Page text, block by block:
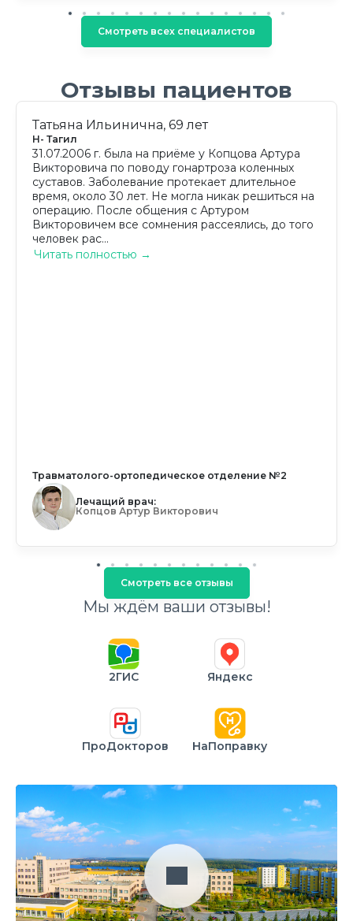
Смотреть всех специалистов
Отзывы пациентов
Татьяна Ильинична, 69 лет
Н- Тагил
31.07.2006 г. была на приёме у Копцова Артура
Викторовича по поводу гонартроза коленных
суставов. Заболевание протекает длительное
время, около 30 лет. Не могла никак решиться на
операцию. После общения с Артуром
Викторовичем все сомнения рассеялись, до того
человек рас...
Читать полностью →
Травматолого-ортопедическое отделение №2
Лечащий врач:
Копцов Артур Викторович
Смотреть все отзывы
Мы ждём ваши отзывы!
2ГИС Яндекс
ПроДокторов НаПоправку